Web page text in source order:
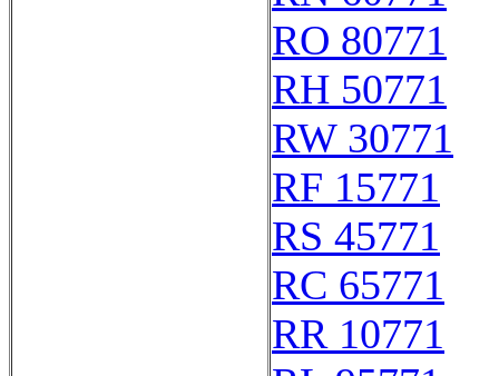
RO 80771
RH 50771
RW 30771
RF 15771
RS 45771
RC 65771
RR 10771